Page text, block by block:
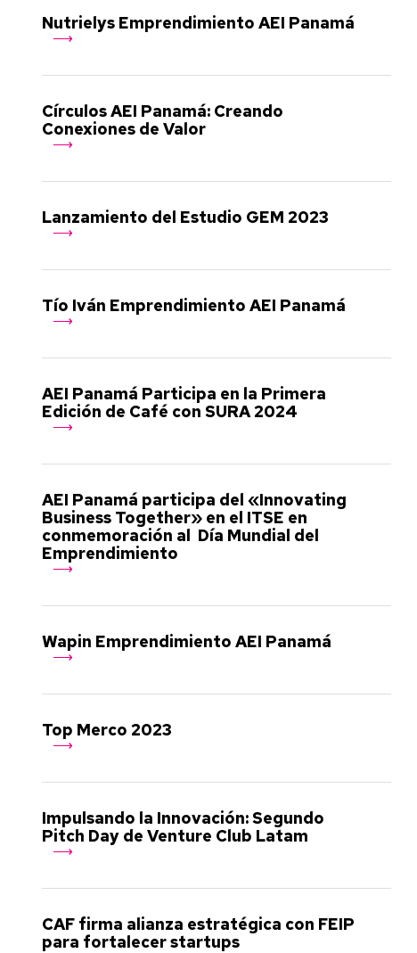
Nutrielys Emprendimiento AEI Panamá
Círculos AEI Panamá: Creando
Conexiones de Valor
Lanzamiento del Estudio GEM 2023
Tío Iván Emprendimiento AEI Panamá
AEI Panamá Participa en la Primera
Edición de Café con SURA 2024
AEI Panamá participa del «Innovating
Business Together» en el ITSE en
conmemoración al Día Mundial del
Emprendimiento
Wapin Emprendimiento AEI Panamá
Top Merco 2023
Impulsando la Innovación: Segundo
Pitch Day de Venture Club Latam
CAF firma alianza estratégica con FEIP
para fortalecer startups